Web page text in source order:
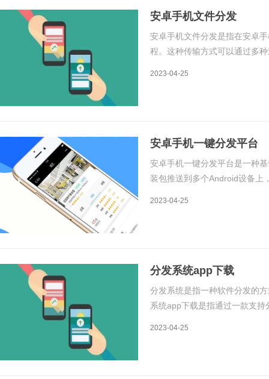
安卓手机文件分发
安卓手机文件分发是指在安卓
程。这种传输方式可以通过多
2023-04-25
安卓手机一键分发平台
安卓手机一键分发平台是一种
装包推送到多个Android设备上
2023-04-25
分发系统app下载
分发系统是指一种软件分发的
系统app下载是指通过一款支
2023-04-25